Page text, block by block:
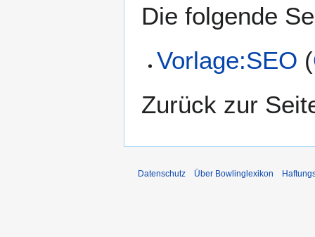
Die folgende
Vorlage:SEO (
Zurück zur
Datenschutz Über Bowlinglexikon